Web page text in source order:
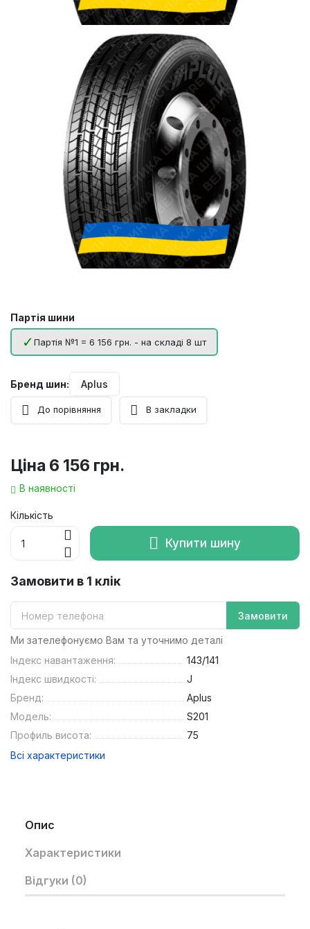
Партія шини
Партія №1 = 6 156 грн. - на складі 8 шт
Бренд шин: Aplus
До порівняння В закладки
Ціна 6 156 грн.
В наявності
Кількість
Купити шину
Замовити в 1 клік
Замовити
Ми зателефонуємо Вам та уточнимо деталі
Індекс навантаження:
143/141
Індекс швидкості:
J
Бренд:
Aplus
Модель:
S201
Профиль висота:
75
Всі характеристики
Опис
Характеристики
Відгуки (0)